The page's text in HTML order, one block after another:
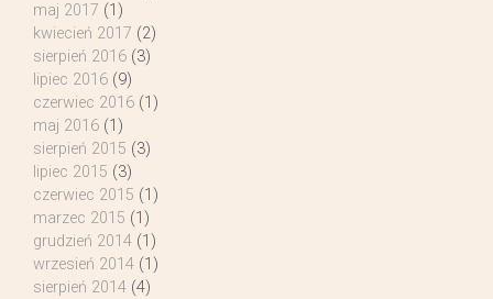
maj 2017 (1)
kwiecień 2017 (2)
sierpień 2016 (3)
lipiec 2016 (9)
czerwiec 2016 (1)
maj 2016 (1)
sierpień 2015 (3)
lipiec 2015 (3)
czerwiec 2015 (1)
marzec 2015 (1)
grudzień 2014 (1)
wrzesień 2014 (1)
sierpień 2014 (4)